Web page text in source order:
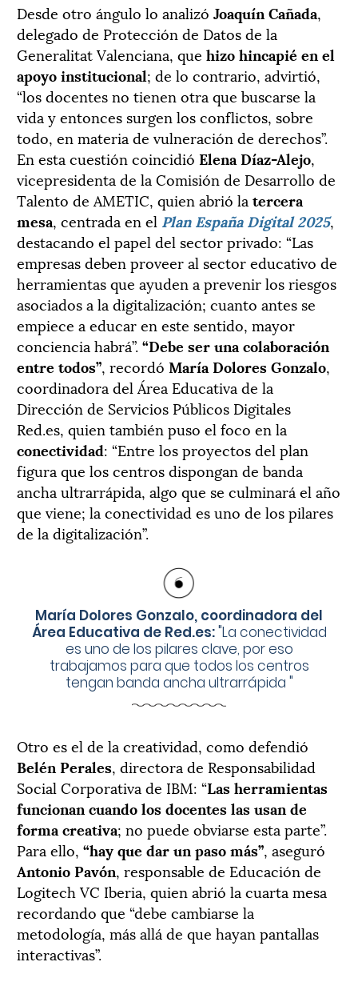
Desde otro ángulo lo analizó Joaquín Cañada,
delegado de Protección de Datos de la
Generalitat Valenciana, que hizo hincapié en el
apoyo institucional; de lo contrario, advirtió,
“los docentes no tienen otra que buscarse la
vida y entonces surgen los conflictos, sobre
todo, en materia de vulneración de derechos”.
En esta cuestión coincidió Elena Díaz-Alejo,
vicepresidenta de la Comisión de Desarrollo de
Talento de AMETIC, quien abrió la tercera
mesa, centrada en el Plan España Digital 2025,
destacando el papel del sector privado: “Las
empresas deben proveer al sector educativo de
herramientas que ayuden a prevenir los riesgos
asociados a la digitalización; cuanto antes se
empiece a educar en este sentido, mayor
conciencia habrá”.“Debe ser una colaboración
entre todos”, recordó María Dolores Gonzalo,
coordinadora del Área Educativa de la
Dirección de Servicios Públicos Digitales
Red.es, quien también puso el foco en la
conectividad: “Entre los proyectos del plan
figura que los centros dispongan de banda
ancha ultrarrápida, algo que se culminará el año
que viene; la conectividad es uno de los pilares
de la digitalización”.
María Dolores Gonzalo, coordinadora del
Área Educativa de Red.es:"La conectividad
es uno de los pilares clave, por eso
trabajamos para que todos los centros
tengan banda ancha ultrarrápida "
Otro es el de la creatividad, como defendió
Belén Perales, directora de Responsabilidad
Social Corporativa de IBM: “Las herramientas
funcionan cuando los docentes las usan de
forma creativa; no puede obviarse esta parte”.
Para ello, “hay que dar un paso más”, aseguró
Antonio Pavón, responsable de Educación de
Logitech VC Iberia, quien abrió la cuarta mesa
recordando que “debe cambiarse la
metodología, más allá de que hayan pantallas
interactivas”.